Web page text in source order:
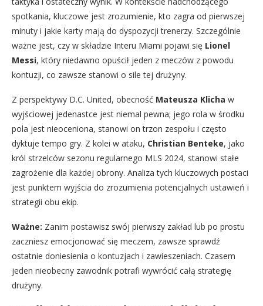
spotkania, kluczowe jest zrozumienie, kto zagra od pierwszej
minuty i jakie karty mają do dyspozycji trenerzy. Szczególnie
ważne jest, czy w składzie Interu Miami pojawi się Lionel
Messi, który niedawno opuścił jeden z meczów z powodu
kontuzji, co zawsze stanowi o sile tej drużyny.
Z perspektywy D.C. United, obecność Mateusza Klicha w
wyjściowej jedenastce jest niemal pewna; jego rola w środku
pola jest nieoceniona, stanowi on trzon zespołu i często
dyktuje tempo gry. Z kolei w ataku, Christian Benteke, jako
król strzelców sezonu regularnego MLS 2024, stanowi stałe
zagrożenie dla każdej obrony. Analiza tych kluczowych postaci
jest punktem wyjścia do zrozumienia potencjalnych ustawień i
strategii obu ekip.
Ważne: Zanim postawisz swój pierwszy zakład lub po prostu
zaczniesz emocjonować się meczem, zawsze sprawdź
ostatnie doniesienia o kontuzjach i zawieszeniach. Czasem
jeden nieobecny zawodnik potrafi wywrócić całą strategię
drużyny.